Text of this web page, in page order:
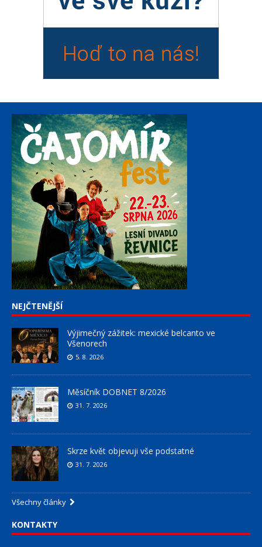
NEJČTENĚJŠÍ
Výjimečný zážitek: mexické belcanto ve
Všenorech
5. 8. 2026
Měsíčník DOBNET 8/2026
31. 7. 2026
Skrze květ objevuji vše podstatné
31. 7. 2026
Všechny články
KONTAKTY